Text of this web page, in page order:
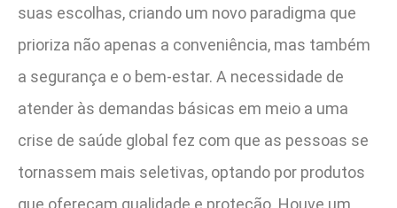
suas escolhas, criando um novo paradigma que
prioriza não apenas a conveniência, mas também
a segurança e o bem-estar. A necessidade de
atender às demandas básicas em meio a uma
crise de saúde global fez com que as pessoas se
tornassem mais seletivas, optando por produtos
que ofereçam qualidade e proteção. Houve um